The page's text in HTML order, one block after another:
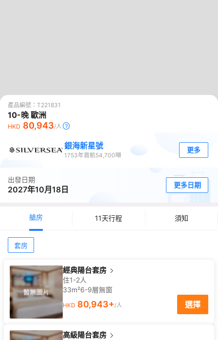
產品編號： T221831
10-晚 歐洲
HKD 80,943/人
銀海新星號
1753年首航54,700噸
更多
出發日期
2027年10月18日 更多日期
艙房 11天行程 須知
套房
經典陽台套房
住1-2人
33m²6-9層無窗
HKD 80,943+/人 選擇
高級陽台套房